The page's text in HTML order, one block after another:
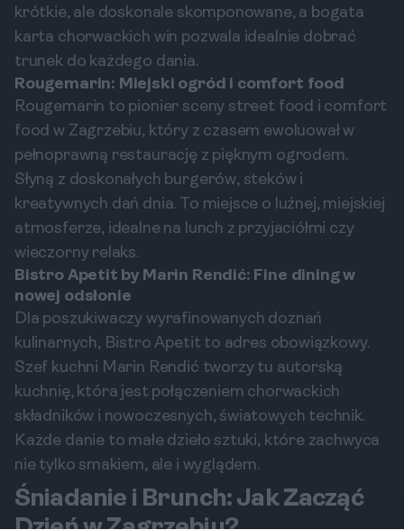
krótkie, ale doskonale skomponowane, a bogata
karta chorwackich win pozwala idealnie dobrać
trunek do każdego dania.
Rougemarin: Miejski ogród i comfort food
Rougemarin to pionier sceny street food i comfort
food w Zagrzebiu, który z czasem ewoluował w
pełnoprawną restaurację z pięknym ogrodem.
Słyną z doskonałych burgerów, steków i
kreatywnych dań dnia. To miejsce o luźnej, miejskiej
atmosferze, idealne na lunch z przyjaciółmi czy
wieczorny relaks.
Bistro Apetit by Marin Rendić: Fine dining w
nowej odsłonie
Dla poszukiwaczy wyrafinowanych doznań
kulinarnych, Bistro Apetit to adres obowiązkowy.
Szef kuchni Marin Rendić tworzy tu autorską
kuchnię, która jest połączeniem chorwackich
składników i nowoczesnych, światowych technik.
Każde danie to małe dzieło sztuki, które zachwyca
nie tylko smakiem, ale i wyglądem.
Śniadanie i Brunch: Jak Zacząć